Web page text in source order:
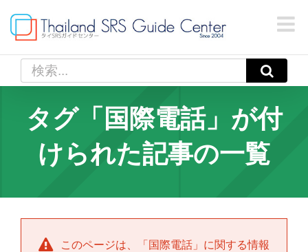
content
索
タグ「国際電話」が付
けられた記事の一覧
このページは、「 国際電話」に関する情報